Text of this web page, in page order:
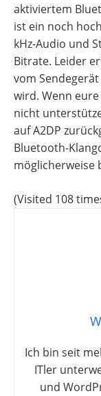
aktiviertem
ist ein noch
kHz-Audio und
Bitrate. Leider
vom
wird. Wenn
nicht
auf A2DP
Bluetooth-
möglicherweise
(Visited 108
Ich bin seit
ITler
und